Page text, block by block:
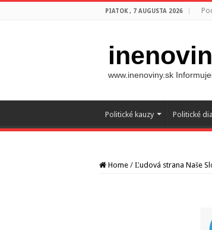
PIATOK , 7 AUGUSTA 2026
www.inenoviny.sk
Politické kauzy Politické
Home / Ľudová strana Naše